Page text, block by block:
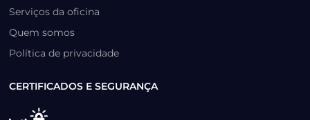
Serviços da oficina
Quem somos
Política de privacidade
CERTIFICADOS E SEGURANÇA